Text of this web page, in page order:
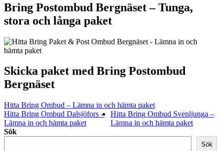
Bring Postombud Bergnäset – Tunga,
stora och långa paket
Skicka paket med Bring Postombud
Bergnäset
Hitta Bring Ombud – Lämna in och hämta paket
Hitta Bring Ombud Dalsjöfors –
Lämna in och hämta paket
Hitta Bring Ombud Svenljunga –
Lämna in och hämta paket
Sök
Sök